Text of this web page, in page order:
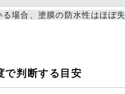
場合、塗膜の防水性はほぼ
判断する目安